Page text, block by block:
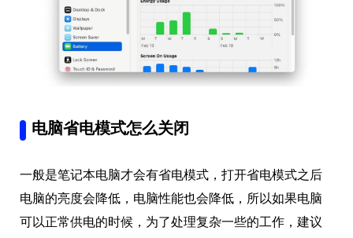
电脑省电模式怎么关闭
一般是笔记本电脑才会有省电模式，打开省电模式之后
电脑的亮度会降低，电脑性能也会降低，所以如果电脑
可以正常供电的时候，为了处理复杂一些的工作，建议